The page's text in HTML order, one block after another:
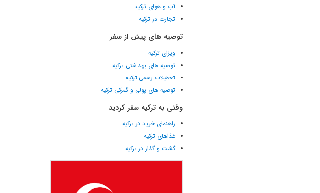
آب و هوای ترکیه
تجارت در ترکیه
توصیه های پیش از سفر
ویزای ترکیه
توصیه های بهداشتی ترکیه
تعطیلات رسمی ترکیه
توصیه های پولی و گمرکی ترکیه
وقتی به ترکیه سفر کردید
راهنمای خرید در ترکیه
غذاهای ترکیه
گشت و گذار در ترکیه